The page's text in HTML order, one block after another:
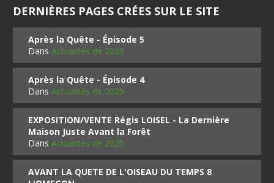
DERNIÈRES PAGES CRÉES SUR LE SITE
Après la Quête - Épisode 5
DansActualités de 2025
Après la Quête - Épisode 4
DansActualités de 2025
EXPOSITION/VENTE Régis LOISEL - La Dernière
Maison Juste Avant la Forêt
DansActualités de 2025
AVANT LA QUETE DE L'OISEAU DU TEMPS 8